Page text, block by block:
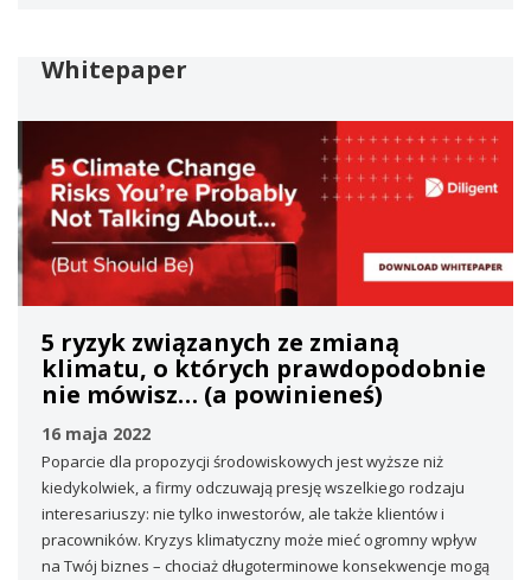
Whitepaper
5 ryzyk związanych ze zmianą
klimatu, o których prawdopodobnie
nie mówisz… (a powinieneś)
16 maja 2022
Poparcie dla propozycji środowiskowych jest wyższe niż
kiedykolwiek, a firmy odczuwają presję wszelkiego rodzaju
interesariuszy: nie tylko inwestorów, ale także klientów i
pracowników. Kryzys klimatyczny może mieć ogromny wpływ
na Twój biznes – chociaż długoterminowe konsekwencje mogą